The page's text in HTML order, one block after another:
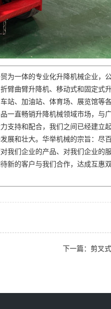
一体的专业化升降机械企业，
臂曲臂升降机、移动式和固定式
站、加油站、体育场、展览馆等
一直畅销升降机械领域市场，与
支持和配合，我们之间已经建立
和壮大。华举机械的宗旨：尽
我们企业的产品、对我们企业的
新的客户与我们合作，达成互惠
下一篇：剪叉